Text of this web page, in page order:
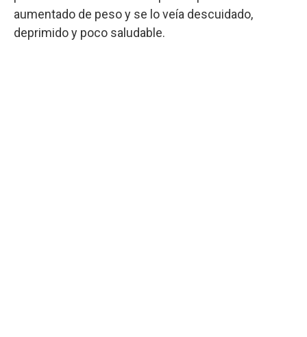
aumentado de peso y se lo veía descuidado,
deprimido y poco saludable.